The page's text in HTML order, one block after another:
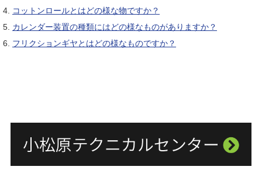
コットンロールとはどの様な物ですか？
カレンダー装置の種類にはどの様なものがありますか？
フリクションギヤとはどの様なものですか？